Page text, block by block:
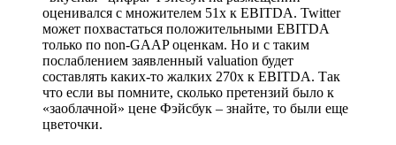
оценивался с множителем 51х к EBITDA. Twitter
может похвастаться положительными EBITDA
только по non-GAAP оценкам. Но и с таким
послаблением заявленный valuation будет
составлять каких-то жалких 270х к EBITDA. Так
что если вы помните, сколько претензий было к
«заоблачной» цене Фэйсбук – знайте, то были еще
цветочки.